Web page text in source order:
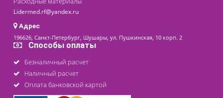
последнее обновление: 12-12-2024
Контакты